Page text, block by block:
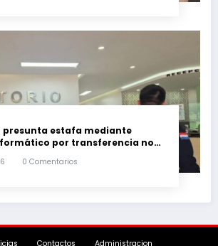
presunta estafa mediante
por transferencia no
0 Comentarios
Contactos Administracion